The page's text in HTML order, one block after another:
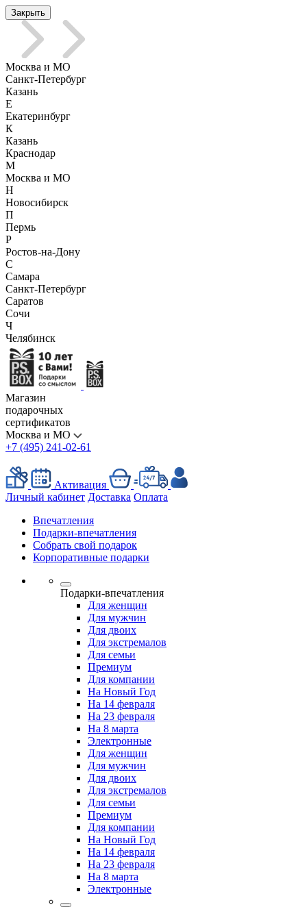
Закрыть
Москва и МО
Санкт-Петербург
Казань
Е
Екатеринбург
К
Казань
Краснодар
М
Москва и МО
Н
Новосибирск
П
Пермь
Р
Ростов-на-Дону
С
Самара
Санкт-Петербург
Саратов
Сочи
Ч
Челябинск
Магазин
подарочных
сертификатов
Москва и МО
+7 (495) 241-02-61
Активация
Личный кабинет Доставка Оплата
Впечатления
Подарки-впечатления
Собрать свой подарок
Корпоративные подарки
Подарки-впечатления
Для женщин
Для мужчин
Для двоих
Для экстремалов
Для семьи
Премиум
Для компании
На Новый Год
На 14 февраля
На 23 февраля
На 8 марта
Электронные
Для женщин
Для мужчин
Для двоих
Для экстремалов
Для семьи
Премиум
Для компании
На Новый Год
На 14 февраля
На 23 февраля
На 8 марта
Электронные